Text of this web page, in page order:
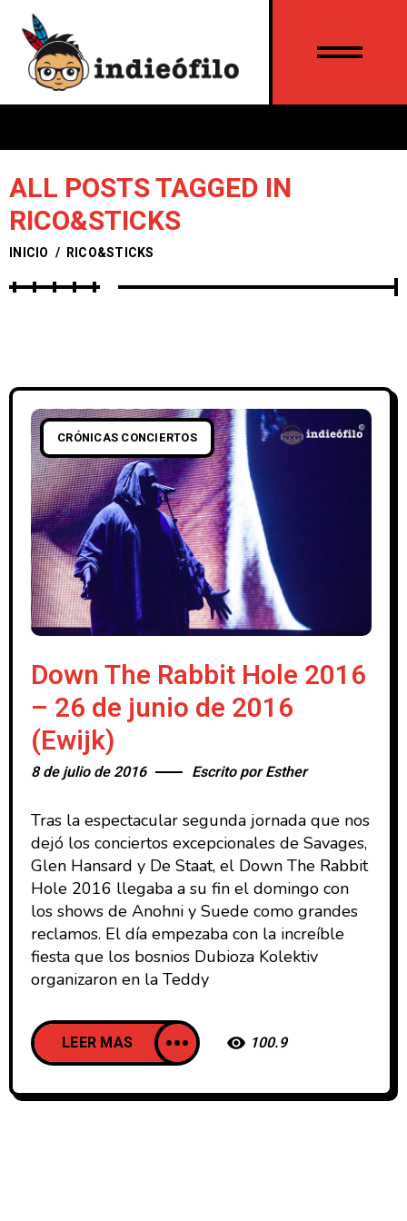
ALL POSTS TAGGED IN
RICO&STICKS
INICIO / RICO&STICKS
CRÓNICAS CONCIERTOS
Down The Rabbit Hole 2016
– 26 de junio de 2016
(Ewijk)
8 de julio de 2016 Escrito porEsther
Tras la espectacular segunda jornada que nos
dejó los conciertos excepcionales de Savages,
Glen Hansard y De Staat, el Down The Rabbit
Hole 2016 llegaba a su fin el domingo con
los shows de Anohni y Suede como grandes
reclamos. El día empezaba con la increíble
fiesta que los bosnios Dubioza Kolektiv
organizaron en la Teddy
LEER MAS 100.9